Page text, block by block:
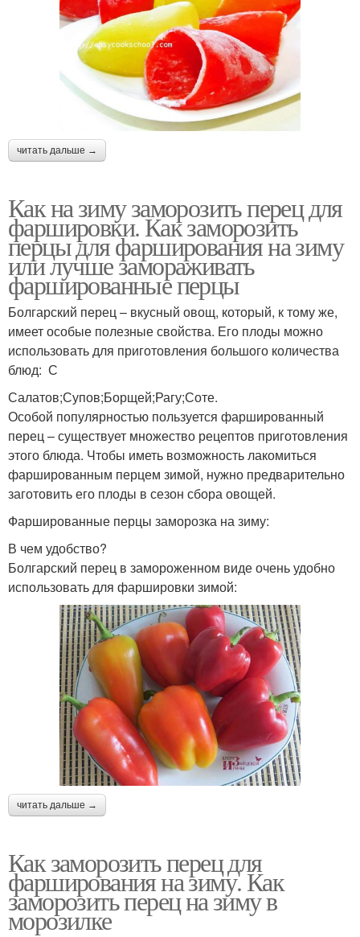
читать дальше →
Как на зиму заморозить перец для
фаршировки. Как заморозить
перцы для фарширования на зиму
или лучше замораживать
фаршированные перцы
Болгарский перец – вкусный овощ, который, к тому же,
имеет особые полезные свойства. Его плоды можно
использовать для приготовления большого количества
блюд: С
Салатов;Супов;Борщей;Рагу;Соте.
Особой популярностью пользуется фаршированный
перец – существует множество рецептов приготовления
этого блюда. Чтобы иметь возможность лакомиться
фаршированным перцем зимой, нужно предварительно
заготовить его плоды в сезон сбора овощей.
Фаршированные перцы заморозка на зиму:
В чем удобство?
Болгарский перец в замороженном виде очень удобно
использовать для фаршировки зимой:
читать дальше →
Как заморозить перец для
фарширования на зиму. Как
заморозить перец на зиму в
морозилке